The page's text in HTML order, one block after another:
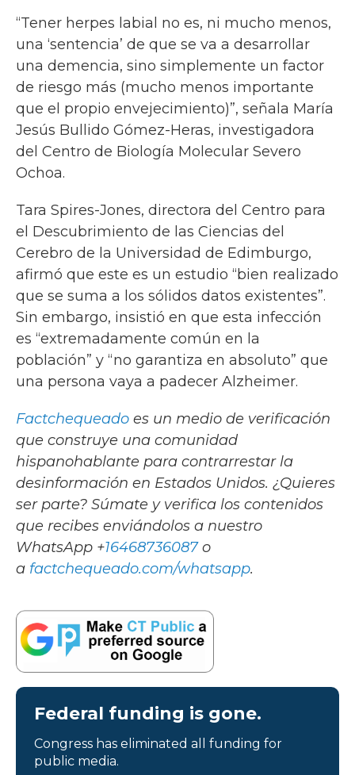
“Tener herpes labial no es, ni mucho menos,
una ‘sentencia’ de que se va a desarrollar
una demencia, sino simplemente un factor
de riesgo más (mucho menos importante
que el propio envejecimiento)”, señala María
Jesús Bullido Gómez-Heras, investigadora
del Centro de Biología Molecular Severo
Ochoa.
Tara Spires-Jones, directora del Centro para
el Descubrimiento de las Ciencias del
Cerebro de la Universidad de Edimburgo,
afirmó que este es un estudio “bien realizado
que se suma a los sólidos datos existentes”.
Sin embargo, insistió en que esta infección
es “extremadamente común en la
población” y “no garantiza en absoluto” que
una persona vaya a padecer Alzheimer.
Factchequeado es un medio de verificación
que construye una comunidad
hispanohablante para contrarrestar la
desinformación en Estados Unidos. ¿Quieres
ser parte? Súmate y verifica los contenidos
que recibes enviándolos a nuestro
WhatsApp +16468736087o
a factchequeado.com/whatsapp.
Federal funding is gone.
Congress has eliminated all funding for
public media.